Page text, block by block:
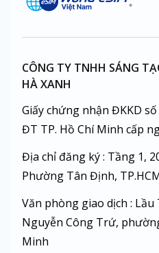
CÔNG TY TNHH SÁNG
HÀ XANH
Giấy chứng nhận ĐKKD
ĐT TP. Hồ Chí Minh cấp
Địa chỉ đăng ký : Tầng 1,
Phường Tân Định,
Văn phòng giao dịch : Lầu
Nguyễn Công Trứ,
Minh